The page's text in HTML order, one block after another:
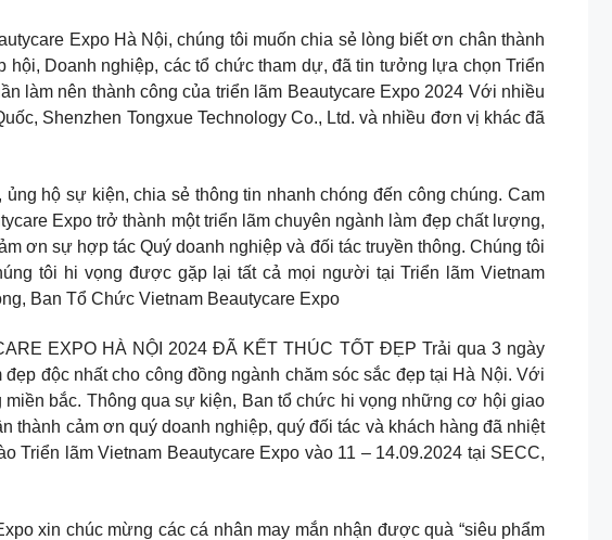
Expo Hà Nội, chúng tôi muốn chia sẻ lòng biết ơn chân thành
Doanh nghiệp, các tổ chức tham dự, đã tin tưởng lựa chọn Triển
làm nên thành công của triển lãm Beautycare Expo 2024 Với nhiều
Shenzhen Tongxue Technology Co., Ltd. và nhiều đơn vị khác đã
hộ sự kiện, chia sẻ thông tin nhanh chóng đến công chúng. Cam
Expo trở thành một triển lãm chuyên ngành làm đẹp chất lượng,
ơn sự hợp tác Quý doanh nghiệp và đối tác truyền thông. Chúng tôi
tôi hi vọng được gặp lại tất cả mọi người tại Triển lãm Vietnam
Ban Tổ Chức Vietnam Beautycare Expo
EXPO HÀ NỘI 2024 ĐÃ KẾT THÚC TỐT ĐẸP Trải qua 3 ngày
độc nhất cho công đồng ngành chăm sóc sắc đẹp tại Hà Nội. Với
bắc. Thông qua sự kiện, Ban tổ chức hi vọng những cơ hội giao
cảm ơn quý doanh nghiệp, quý đối tác và khách hàng đã nhiệt
Triển lãm Vietnam Beautycare Expo vào 11 – 14.09.2024 tại SECC,
xin chúc mừng các cá nhân may mắn nhận được quà “siêu phẩm